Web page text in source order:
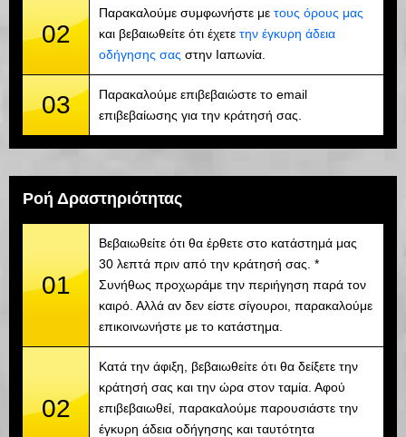
02
Παρακαλούμε συμφωνήστε με τους όρους μας
και βεβαιωθείτε ότι έχετε την έγκυρη άδεια
οδήγησης σας στην Ιαπωνία.
03
Παρακαλούμε επιβεβαιώστε το email
επιβεβαίωσης για την κράτησή σας.
Ροή Δραστηριότητας
01
Βεβαιωθείτε ότι θα έρθετε στο κατάστημά μας
30 λεπτά πριν από την κράτησή σας. *
Συνήθως προχωράμε την περιήγηση παρά τον
καιρό. Αλλά αν δεν είστε σίγουροι, παρακαλούμε
επικοινωνήστε με το κατάστημα.
02
Κατά την άφιξη, βεβαιωθείτε ότι θα δείξετε την
κράτησή σας και την ώρα στον ταμία. Αφού
επιβεβαιωθεί, παρακαλούμε παρουσιάστε την
έγκυρη άδεια οδήγησης και ταυτότητα